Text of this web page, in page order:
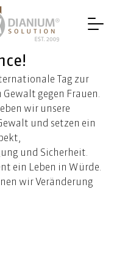
Tag zur
gegen Frauen.
wir unsere
und setzen ein
und Sicherheit.
ein Leben in Würde.
wir Veränderung